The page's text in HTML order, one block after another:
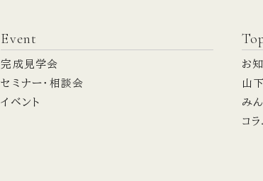
Event
完成見学会
セミナー・相談会
イベント
お
山
み
コラ